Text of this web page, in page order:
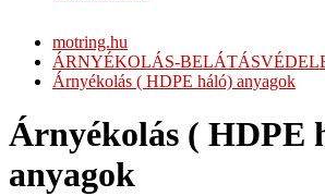
motring.hu
ÁRNYÉKOLÁS-
Árnyékolás ( HDPE háló) anyagok
Árnyékolás ( HDPE
anyagok